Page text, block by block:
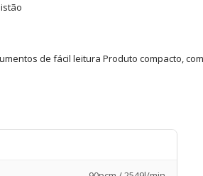
de fácil leitura Produto compacto,